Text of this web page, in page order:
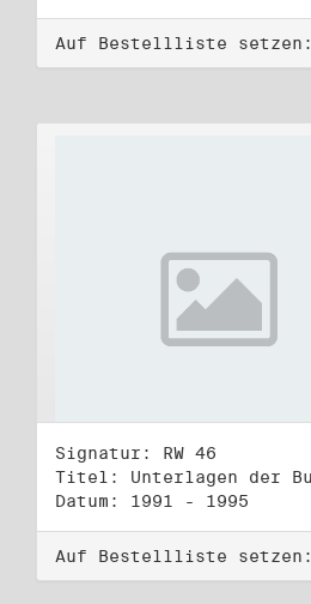
Auf Bestellliste setzen:
Signatur: RW 46
Datum: 1991 - 1995
Auf Bestellliste setzen: